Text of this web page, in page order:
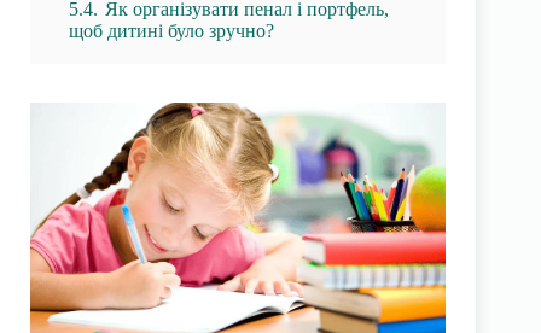
5.4. Як організувати пенал і портфель,
щоб дитині було зручно?